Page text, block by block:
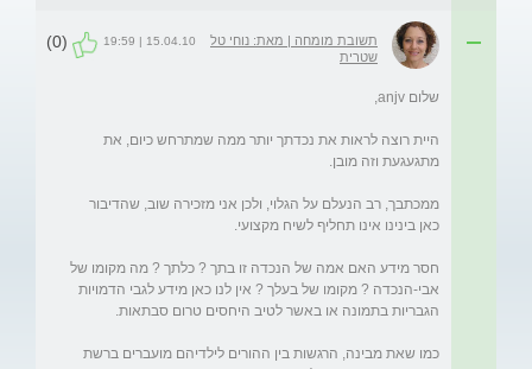
תשובת מומחה | מאת: נוחי טל
שטרית
15.04.10 | 19:59
(0)
היית רוצה לראות את נכדתך יותר ממה שמתרחש כיום, את
ממכתבך, רב הנעלם על הגלוי, ולכן אני מזכירה שוב, שהדיבור
חסר מידע האם אמה של הנכדה זו בתך ? כלתך ? מה מקומו של
אבי-הנכדה ? מקומו של בעלך ? אין לנו כאן מידע לגבי הדמויות
כמו שאת מבינה, הרגשות בין ההורים לילדיהם מועברים ברשת